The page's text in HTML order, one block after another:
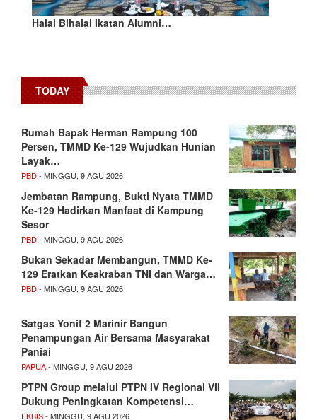
Halal Bihalal Ikatan Alumni…
TODAY
Rumah Bapak Herman Rampung 100
Persen, TMMD Ke-129 Wujudkan Hunian
Layak…
PBD- MINGGU, 9 AGU 2026
Jembatan Rampung, Bukti Nyata TMMD
Ke-129 Hadirkan Manfaat di Kampung
Sesor
PBD- MINGGU, 9 AGU 2026
Bukan Sekadar Membangun, TMMD Ke-
129 Eratkan Keakraban TNI dan Warga…
PBD- MINGGU, 9 AGU 2026
Satgas Yonif 2 Marinir Bangun
Penampungan Air Bersama Masyarakat
Paniai
PAPUA- MINGGU, 9 AGU 2026
PTPN Group melalui PTPN IV Regional VII
Dukung Peningkatan Kompetensi…
EKBIS- MINGGU, 9 AGU 2026